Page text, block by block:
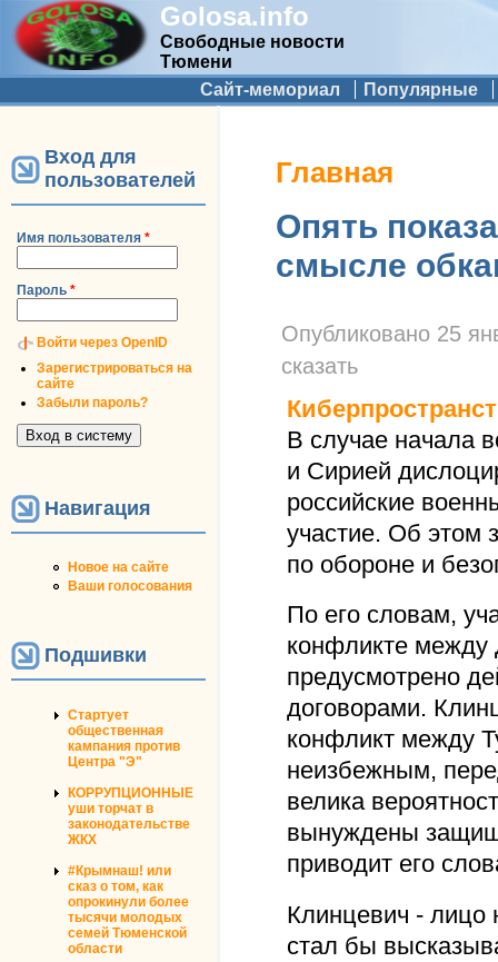
Golosa.info
Свободные новости
Тюмени
Дополнительное меню
Сайт-мемориал Популярные
Вход для
пользователей
Имя пользователя *
Пароль *
Войти через OpenID
Зарегистрироваться на
сайте
Забыли пароль?
Навигация
Новое на сайте
Ваши голосования
Подшивки
Стартует
общественная
кампания против
Центра "Э"
КОРРУПЦИОННЫЕ
уши торчат в
законодательстве
ЖКХ
#Крымнаш! или
сказ о том, как
опрокинули более
тысячи молодых
семей Тюменской
области
Вы здесь
Главная
Опять
смысле
Опубликовано 25
сказать
В случае начала
и Сирией
российские
участие. Об этом
по обороне и
По его словам,
конфликте между
предусмотрено
договорами.
конфликт между
неизбежным,
велика
вынуждены
приводит его
Клинцевич - лицо
стал бы